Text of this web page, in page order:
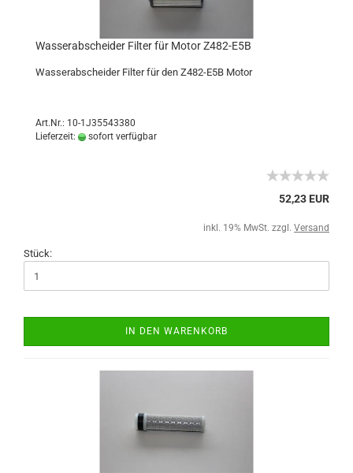
Wasserabscheider Filter für Motor Z482-E5B
Wasserabscheider Filter für den Z482-E5B Motor
Art.Nr.: 10-1J35543380
Lieferzeit:
sofort verfügbar
52,23 EUR
inkl. 19% MwSt. zzgl. Versand
Stück:
IN DEN WARENKORB